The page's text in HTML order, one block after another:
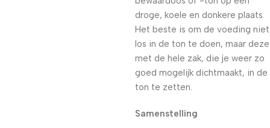
droge, koele en donkere plaats.
Het beste is om de voeding niet
los in de ton te doen, maar deze
met de hele zak, die je weer zo
goed mogelijk dichtmaakt, in de
ton te zetten.
Samenstelling